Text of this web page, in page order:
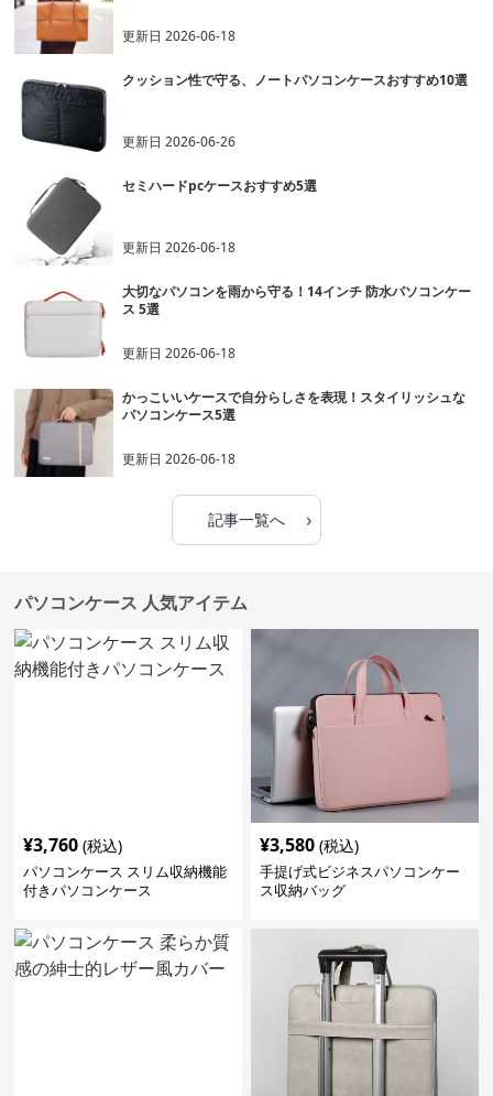
更新日2026-06-18
クッション性で守る、ノートパソコンケースおすすめ10選
更新日2026-06-26
セミハードpcケースおすすめ5選
更新日2026-06-18
大切なパソコンを雨から守る！14インチ 防水パソコンケー
ス 5選
更新日2026-06-18
かっこいいケースで自分らしさを表現！スタイリッシュな
パソコンケース5選
更新日2026-06-18
記事一覧へ ›
パソコンケース 人気アイテム
¥3,760 (税込)
パソコンケース スリム収納機能
付きパソコンケース
¥3,580 (税込)
手提げ式ビジネスパソコンケー
ス収納バッグ